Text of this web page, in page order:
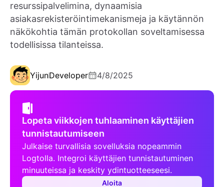
resurssipalvelimina, dynaamisia
asiakasrekisteröintimekanismeja ja käytännön
näkökohtia tämän protokollan soveltamisessa
todellisissa tilanteissa.
YijunDeveloper 4/8/2025
Lopeta viikkojen tuhlaaminen käyttäjien
tunnistautumiseen
Julkaise turvallisia sovelluksia nopeammin
Logtolla. Integroi käyttäjien tunnistautuminen
minuuteissa ja keskity ydintuotteeseesi.
Aloita